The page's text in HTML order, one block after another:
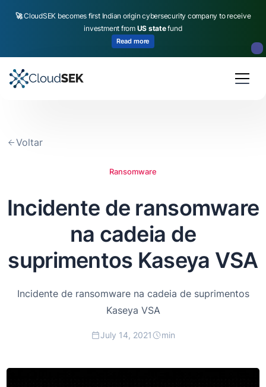
🚀CloudSEK becomes first Indian origin cybersecurity company to receive
investment from US statefund
Read more
Voltar
Ransomware
Incidente de ransomware
na cadeia de
suprimentos Kaseya VSA
Incidente de ransomware na cadeia de suprimentos
Kaseya VSA
July 14, 2021 min